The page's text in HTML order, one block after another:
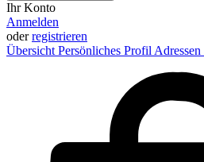
Ihr Konto
Anmelden
oderregistrieren
Übersicht Persönliches Profil Adressen